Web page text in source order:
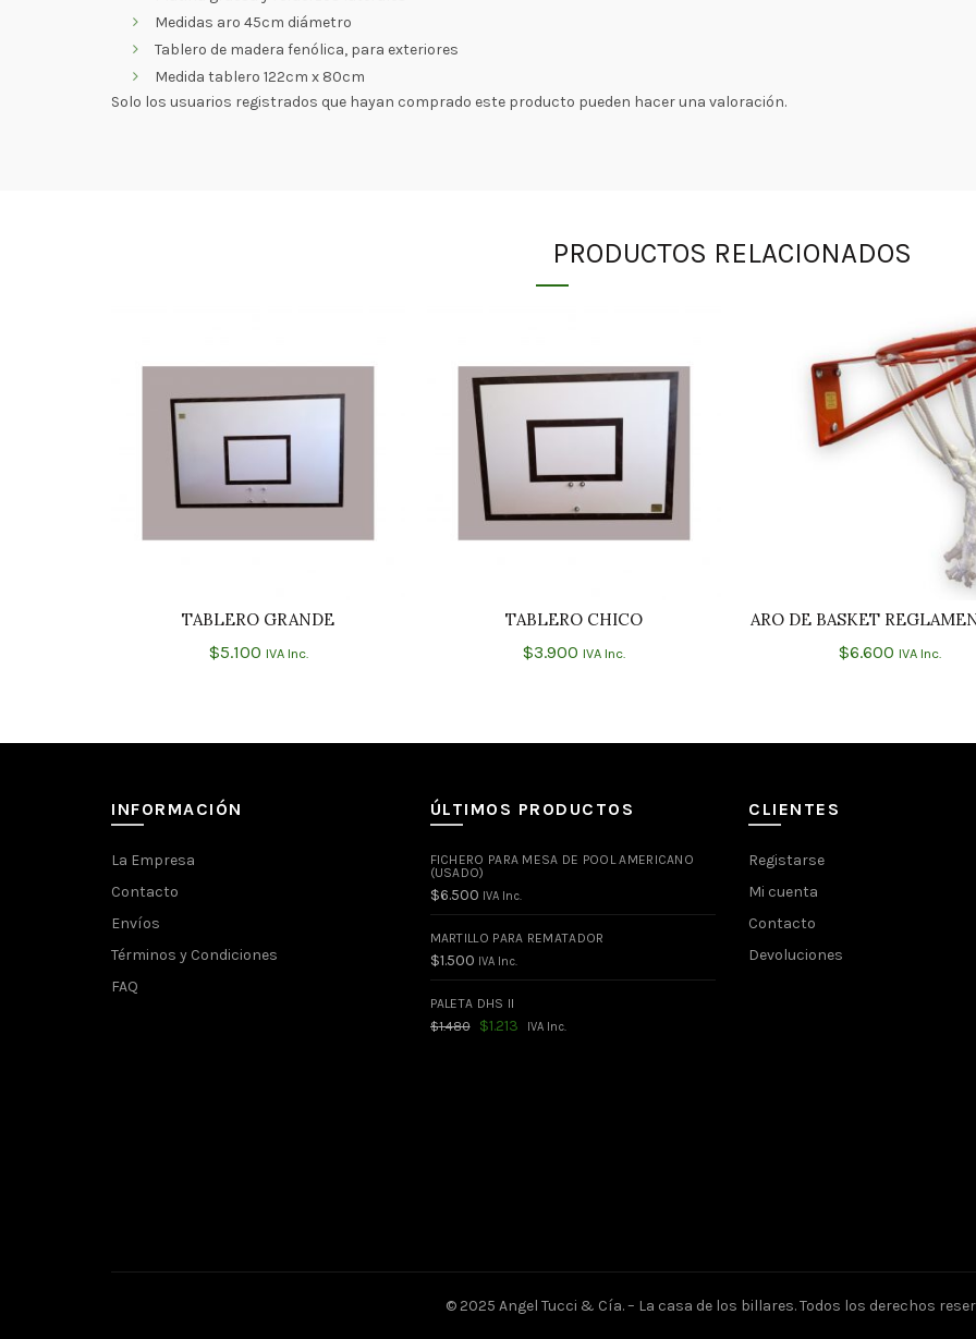
Medidas aro 45cm diámetro
Tablero de madera fenólica, para exteriores
Medida tablero 122cm x 80cm
Solo los usuarios registrados que hayan comprado este producto pueden hacer una valoración.
PRODUCTOS RELACIONADOS
AÑADIR AL CARRITO
TABLERO GRANDE
$5.100 IVA Inc.
AÑADIR AL CARRITO
TABLERO CHICO
$3.900 IVA Inc.
AÑADIR AL CARRITO
ARO DE BASKET
$6.600 IVA Inc.
INFORMACIÓN
La Empresa
Contacto
Envíos
Términos y Condiciones
FAQ
ÚLTIMOS PRODUCTOS
FICHERO PARA MESA DE POOL AMERICANO
(USADO)
$6.500 IVA Inc.
MARTILLO PARA REMATADOR
$1.500 IVA Inc.
PALETA DHS II
$1.480
El
$1.213 El
IVA Inc.
CLIENTES
Registarse
Mi cuenta
Contacto
Devoluciones
© 2025 Angel Tucci & Cía. – La casa de los billares. Todos los derechos